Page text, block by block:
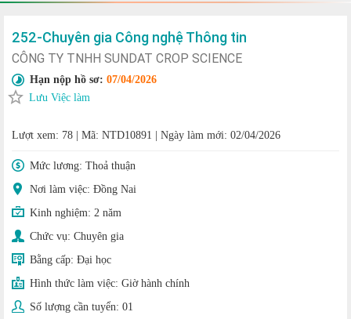
252-Chuyên gia Công nghệ Thông tin
CÔNG TY TNHH SUNDAT CROP SCIENCE
Hạn nộp hồ sơ: 07/04/2026
Lưu Việc làm
Lượt xem: 78 Mã: NTD10891 Ngày làm mới: 02/04/2026
Mức lương: Thoả thuận
Nơi làm việc: Đồng Nai
Kinh nghiệm: 2 năm
Chức vụ: Chuyên gia
Bằng cấp: Đại học
Hình thức làm việc: Giờ hành chính
Số lượng cần tuyển: 01